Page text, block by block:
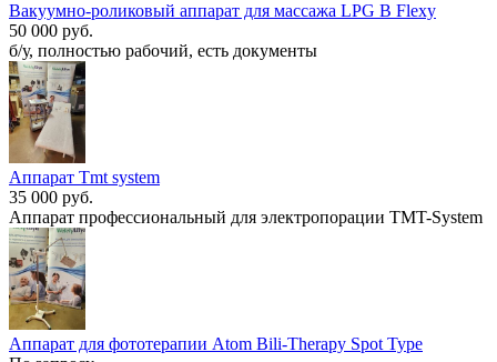
Вакуумно-роликовый аппарат для массажа LPG B Flexy
50 000 руб.
б/у, полностью рабочий, есть документы
Аппарат Tmt system
35 000 руб.
Аппарат профессиональный для электропорации TMT-System
Аппарат для фототерапии Atom Bili-Therapy Spot Type